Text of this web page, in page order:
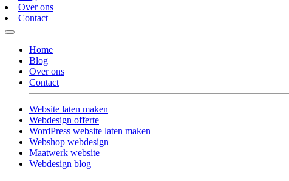
Over ons
Contact
Home
Blog
Over ons
Contact
Website laten maken
Webdesign offerte
WordPress website laten maken
Webshop webdesign
Maatwerk website
Webdesign blog